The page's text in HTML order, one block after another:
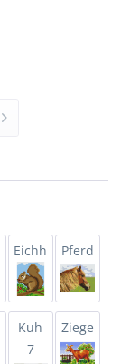
Eichh Pferd
Kuh
7
Ziege